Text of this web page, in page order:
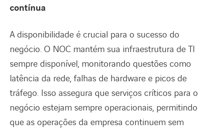
contínua
A disponibilidade é crucial para o sucesso do
negócio. O NOC mantém sua infraestrutura de TI
sempre disponível, monitorando questões como
latência da rede, falhas de hardware e picos de
tráfego. Isso assegura que serviços críticos para o
negócio estejam sempre operacionais, permitindo
que as operações da empresa continuem sem